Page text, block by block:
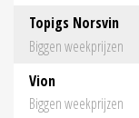
Topigs Norsvin
Biggen weekprijzen
Vion
Biggen weekprijzen